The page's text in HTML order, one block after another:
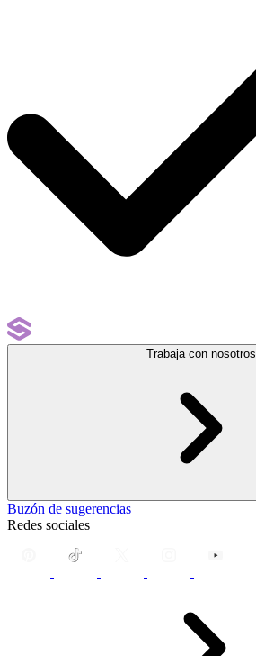
Trabaja con nosotros
Buzón de sugerencias
Redes sociales